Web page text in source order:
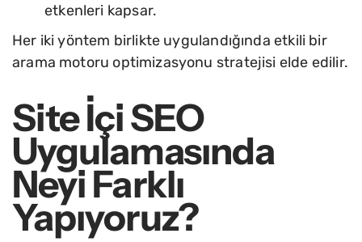
etkenleri kapsar.
Her iki yöntem birlikte uygulandığında etkili bir
arama motoru optimizasyonu stratejisi elde edilir.
Site İçi SEO
Uygulamasında
Neyi Farklı
Yapıyoruz?